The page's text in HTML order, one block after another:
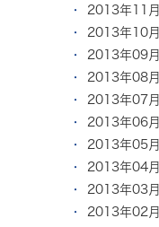
2013年11月
2013年10月
2013年09月
2013年08月
2013年07月
2013年06月
2013年05月
2013年04月
2013年03月
2013年02月